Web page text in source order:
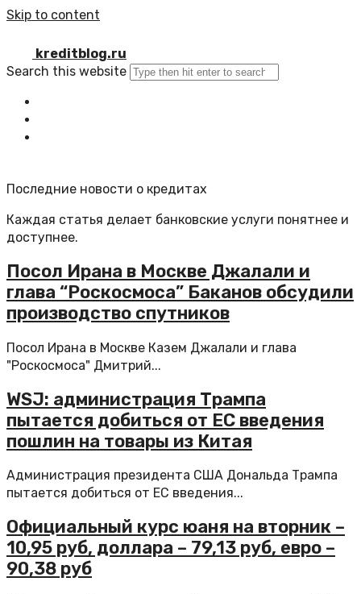
Skip to content
kreditblog.ru
Search this website
Последние новости о кредитах
Каждая статья делает банковские услуги понятнее и
доступнее.
Посол Ирана в Москве Джалали и
глава “Роскосмоса” Баканов обсудили
производство спутников
Посол Ирана в Москве Казем Джалали и глава
"Роскосмоса" Дмитрий...
WSJ: администрация Трампа
пытается добиться от ЕС введения
пошлин на товары из Китая
Администрация президента США Дональда Трампа
пытается добиться от ЕС введения...
Официальный курс юаня на вторник –
10,95 руб, доллара – 79,13 руб, евро –
90,38 руб